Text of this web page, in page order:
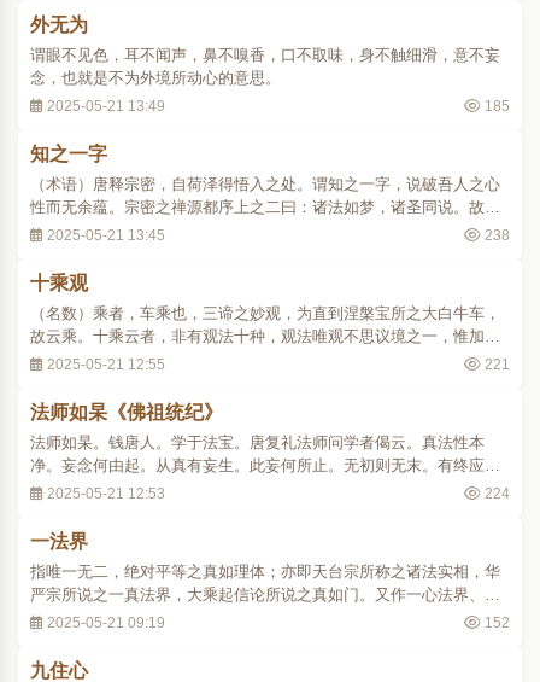
外无为
谓眼不见色，耳不闻声，鼻不嗅香，口不取味，身不触细滑，意不妄
念，也就是不为外境所动心的意思。
2025-05-21 13:49 185
知之一字
（术语）唐释宗密，自荷泽得悟入之处。谓知之一字，说破吾人之心
性而无余蕴。宗密之禅源都序上之二曰：诸法如梦，诸圣同说。故妄
念本寂，尘境本空。寂寂之心，灵知不昧，即是空寂之知，是汝真
门。同上之二曰：六代相传皆如此也。至荷泽时..
2025-05-21 13:45 238
十乘观
（名数）乘者，车乘也，三谛之妙观，为直到涅槃宝所之大白牛车，
故云乘。十乘云者，非有观法十种，观法唯观不思议境之一，惟加资
助观法之法，乃为十乘。一、观不思议境，是指介尔阴妄之一念（介
识蕴中极弱之妄念也，与无记心相当），观为..
2025-05-21 12:55 221
法师如杲《佛祖统纪》
法师如杲。钱唐人。学于法宝。唐复礼法师问学者偈云。真法性本
净。妄念何由起。从真有妄生。此妄何所止。无初则无末。有终应有
始。无始而无终。长怀懵兹理。愿为开玄妙。析之出生死。师谓。此
即真。此该从真起妄反妄归真之义。次四句问。..
2025-05-21 12:53 224
一法界
指唯一无二，绝对平等之真如理体；亦即天台宗所称之诸法实相，华
严宗所说之一真法界，大乘起信论所说之真如门。又作一心法界、独
一法界、一真无碍法界。界即所依义、所因义，圣法依真如而生，真
一法界。大乘起信论（大三二·五七六上）：..
2025-05-21 09:19 152
九住心